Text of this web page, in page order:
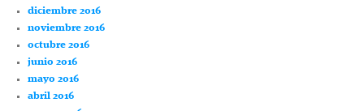
diciembre 2016
noviembre 2016
octubre 2016
junio 2016
mayo 2016
abril 2016